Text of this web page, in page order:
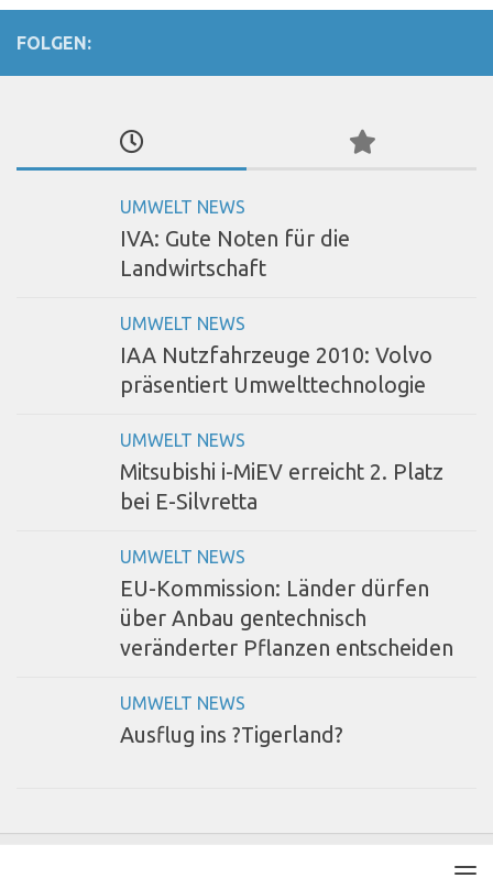
FOLGEN:
UMWELT NEWS
IVA: Gute Noten für die
Landwirtschaft
UMWELT NEWS
IAA Nutzfahrzeuge 2010: Volvo
präsentiert Umwelttechnologie
UMWELT NEWS
Mitsubishi i-MiEV erreicht 2. Platz
bei E-Silvretta
UMWELT NEWS
EU-Kommission: Länder dürfen
über Anbau gentechnisch
veränderter Pflanzen entscheiden
UMWELT NEWS
Ausflug ins ?Tigerland?